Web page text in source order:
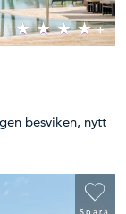
besviken, nytt